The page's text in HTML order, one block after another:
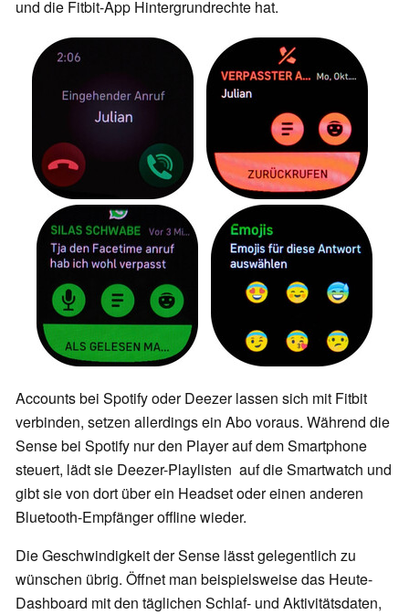
und die Fitbit-App Hintergrundrechte hat.
Accounts bei Spotify oder Deezer lassen sich mit Fitbit
verbinden, setzen allerdings ein Abo voraus. Während die
Sense bei Spotify nur den Player auf dem Smartphone
steuert, lädt sie Deezer-Playlisten auf die Smartwatch und
gibt sie von dort über ein Headset oder einen anderen
Bluetooth-Empfänger offline wieder.
Die Geschwindigkeit der Sense lässt gelegentlich zu
wünschen übrig. Öffnet man beispielsweise das Heute-
Dashboard mit den täglichen Schlaf- und Aktivitätsdaten,